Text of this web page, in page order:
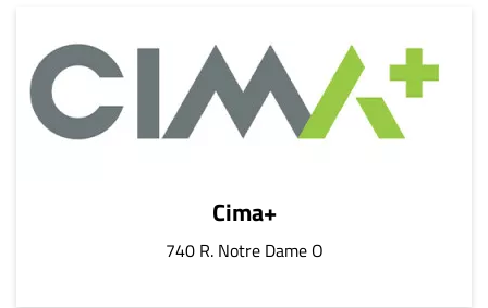
Cima+
740 R. Notre Dame O